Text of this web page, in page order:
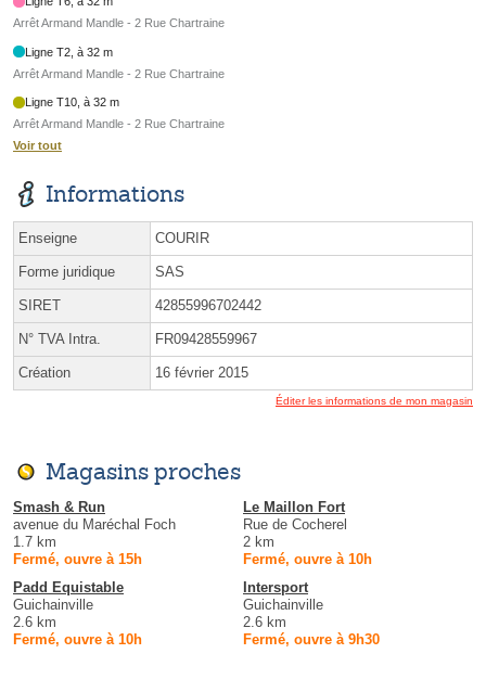
Arrêt Armand Mandle - 2 Rue Chartraine
Ligne T2, à 32 m
Arrêt Armand Mandle - 2 Rue Chartraine
Ligne T10, à 32 m
Arrêt Armand Mandle - 2 Rue Chartraine
Voir tout
Informations
Enseigne COURIR
Forme juridique SAS
SIRET 42855996702442
N° TVA Intra. FR09428559967
Création 16 février 2015
Éditer les informations de mon magasin
Magasins proches
Smash & Run
avenue du Maréchal Foch
1.7 km
Fermé, ouvre à 15h
Le Maillon Fort
Rue de Cocherel
2 km
Fermé, ouvre à 10h
Padd Equistable
Guichainville
2.6 km
Fermé, ouvre à 10h
Intersport
Guichainville
2.6 km
Fermé, ouvre à 9h30